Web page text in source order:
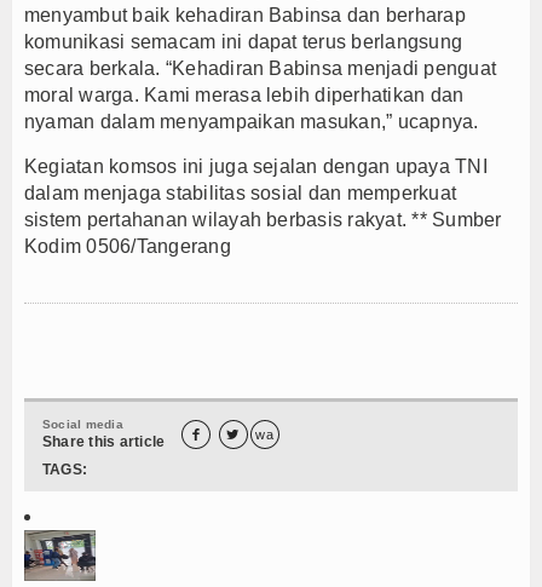
menyambut baik kehadiran Babinsa dan berharap
komunikasi semacam ini dapat terus berlangsung
secara berkala. “Kehadiran Babinsa menjadi penguat
moral warga. Kami merasa lebih diperhatikan dan
nyaman dalam menyampaikan masukan,” ucapnya.
Kegiatan komsos ini juga sejalan dengan upaya TNI
dalam menjaga stabilitas sosial dan memperkuat
sistem pertahanan wilayah berbasis rakyat. ** Sumber
Kodim 0506/Tangerang
Social media
Share this article   wa
TAGS: